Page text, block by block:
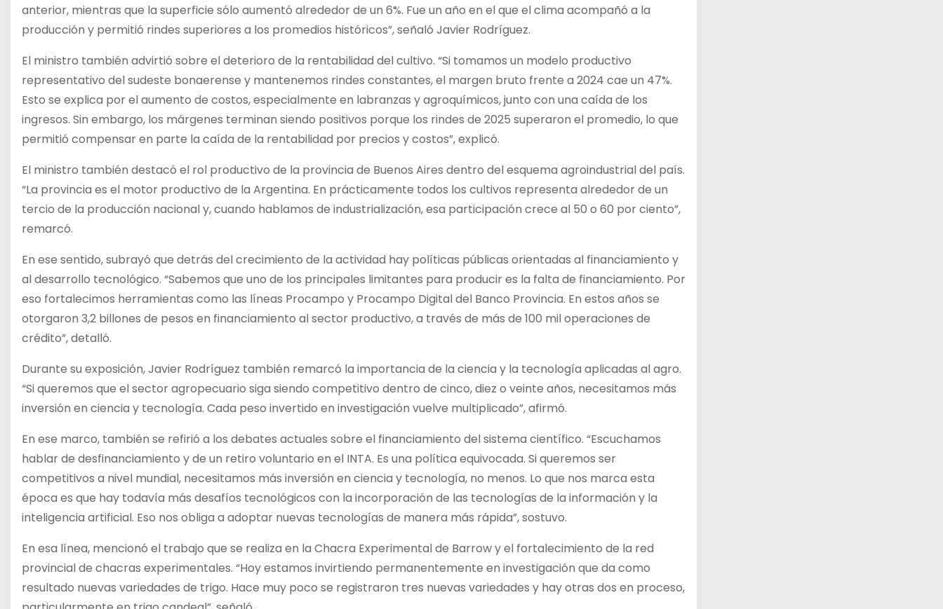
anterior, mientras que la superficie sólo aumentó alrededor de un 6%. Fue un año en el que el clima acompañó a la
producción y permitió rindes superiores a los promedios históricos”, señaló Javier Rodríguez.
El ministro también advirtió sobre el deterioro de la rentabilidad del cultivo. “Si tomamos un modelo productivo
representativo del sudeste bonaerense y mantenemos rindes constantes, el margen bruto frente a 2024 cae un 47%.
Esto se explica por el aumento de costos, especialmente en labranzas y agroquímicos, junto con una caída de los
ingresos. Sin embargo, los márgenes terminan siendo positivos porque los rindes de 2025 superaron el promedio, lo que
permitió compensar en parte la caída de la rentabilidad por precios y costos”, explicó.
El ministro también destacó el rol productivo de la provincia de Buenos Aires dentro del esquema agroindustrial del país.
“La provincia es el motor productivo de la Argentina. En prácticamente todos los cultivos representa alrededor de un
tercio de la producción nacional y, cuando hablamos de industrialización, esa participación crece al 50 o 60 por ciento”,
remarcó.
En ese sentido, subrayó que detrás del crecimiento de la actividad hay políticas públicas orientadas al financiamiento y
al desarrollo tecnológico. “Sabemos que uno de los principales limitantes para producir es la falta de financiamiento. Por
eso fortalecimos herramientas como las líneas Procampo y Procampo Digital del Banco Provincia. En estos años se
otorgaron 3,2 billones de pesos en financiamiento al sector productivo, a través de más de 100 mil operaciones de
crédito”, detalló.
Durante su exposición, Javier Rodríguez también remarcó la importancia de la ciencia y la tecnología aplicadas al agro.
“Si queremos que el sector agropecuario siga siendo competitivo dentro de cinco, diez o veinte años, necesitamos más
inversión en ciencia y tecnología. Cada peso invertido en investigación vuelve multiplicado”, afirmó.
En ese marco, también se refirió a los debates actuales sobre el financiamiento del sistema científico. “Escuchamos
hablar de desfinanciamiento y de un retiro voluntario en el INTA. Es una política equivocada. Si queremos ser
competitivos a nivel mundial, necesitamos más inversión en ciencia y tecnología, no menos. Lo que nos marca esta
época es que hay todavía más desafíos tecnológicos con la incorporación de las tecnologías de la información y la
inteligencia artificial. Eso nos obliga a adoptar nuevas tecnologías de manera más rápida”, sostuvo.
En esa línea, mencionó el trabajo que se realiza en la Chacra Experimental de Barrow y el fortalecimiento de la red
provincial de chacras experimentales. “Hoy estamos invirtiendo permanentemente en investigación que da como
resultado nuevas variedades de trigo. Hace muy poco se registraron tres nuevas variedades y hay otras dos en proceso,